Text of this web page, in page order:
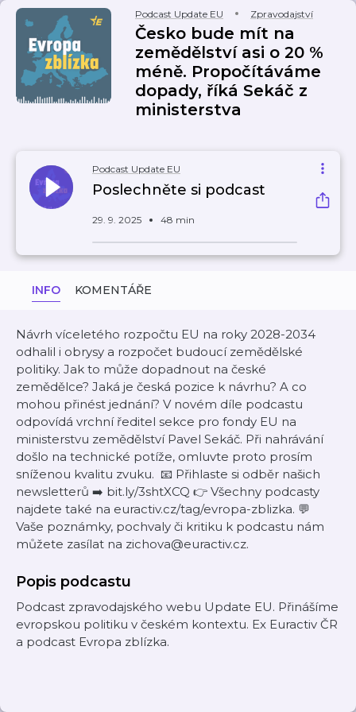
Podcast Update EU Zpravodajství
Česko bude mít na
zemědělství asi o 20 %
méně. Propočítáváme
dopady, říká Sekáč z
ministerstva
Podcast Update EU
Poslechněte si podcast
29. 9. 2025 48 min
INFO KOMENTÁŘE
Návrh víceletého rozpočtu EU na roky 2028-2034
odhalil i obrysy a rozpočet budoucí zemědělské
politiky. Jak to může dopadnout na české
zemědělce? Jaká je česká pozice k návrhu? A co
mohou přinést jednání? V novém díle podcastu
odpovídá vrchní ředitel sekce pro fondy EU na
ministerstvu zemědělství Pavel Sekáč. Při nahrávání
došlo na technické potíže, omluvte proto prosím
sníženou kvalitu zvuku. 📧 Přihlaste si odběr našich
newsletterů ➡️ bit.ly/3shtXCQ 👉 Všechny podcasty
najdete také na euractiv.cz/tag/evropa-zblizka. 💬
Vaše poznámky, pochvaly či kritiku k podcastu nám
můžete zasílat na zichova@euractiv.cz.
Popis podcastu
Podcast zpravodajského webu Update EU. Přinášíme
evropskou politiku v českém kontextu. Ex Euractiv ČR
a podcast Evropa zblízka.